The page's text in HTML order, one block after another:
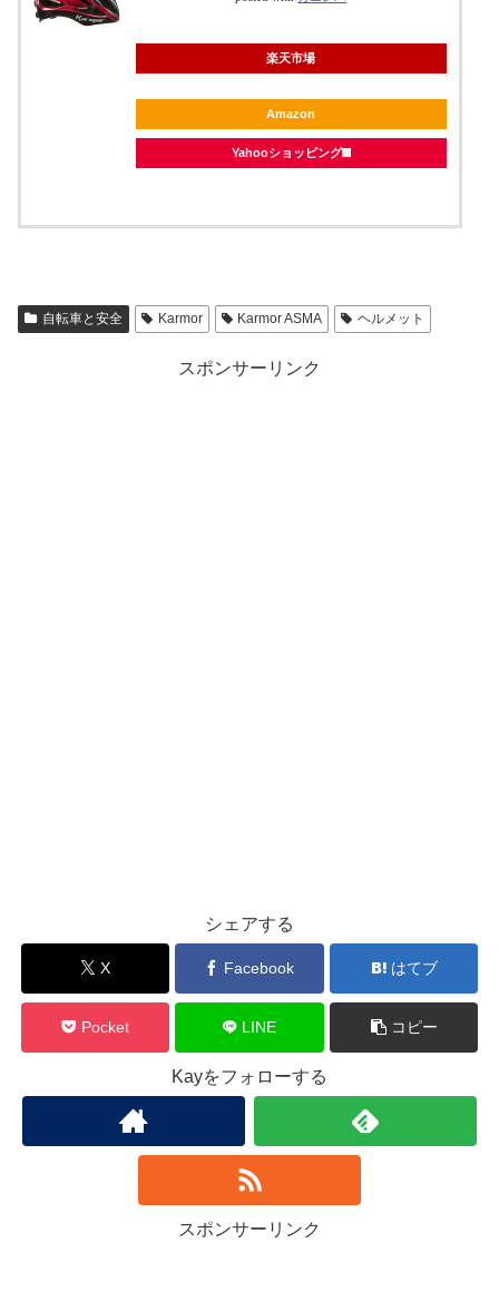
楽天市場
Amazon
Yahooショッピング
自転車と安全 Karmor Karmor ASMA ヘルメット
スポンサーリンク
シェアする
X Facebook はてブ
Pocket LINE コピー
Kayをフォローする
スポンサーリンク